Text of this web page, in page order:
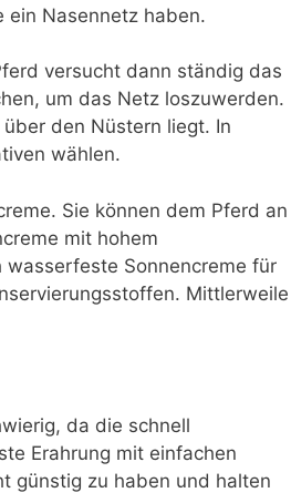
ein Nasennetz haben.
versucht dann ständig das
um das Netz loszuwerden.
den Nüstern liegt. In
wählen.
Sie können dem Pferd an
mit hohem
Sonnencreme für
Mittlerweile
da die schnell
Erahrung mit einfachen
günstig zu haben und halten